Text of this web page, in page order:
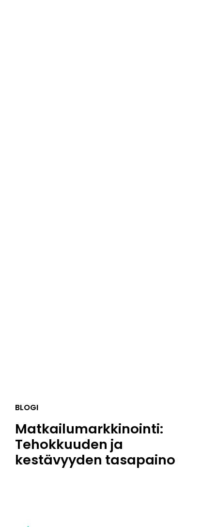
BLOGI
Matkailumarkkinointi:
Tehokkuuden ja
kestävyyden tasapaino